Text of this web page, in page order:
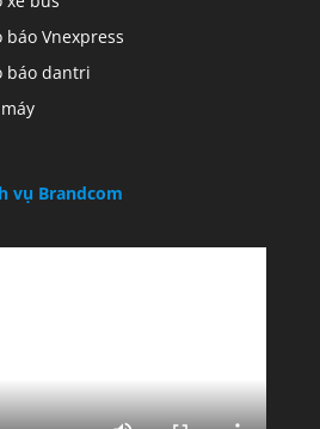
báo Vnexpress
báo dantri
vụ Brandcom